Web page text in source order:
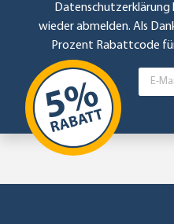
Datenschutzerklärung
wieder abmelden. Als
Prozent Rabattcode